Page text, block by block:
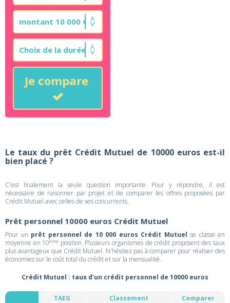
Je compare
Le taux du prêt Crédit Mutuel de 10000 euros est-il
bien placé ?
C'est finalement la seule question importante. Pour y répondre, il est
nécessaire de raisonner par projet et de comparer les offres proposées par
Crédit Mutuel avec celles de ses concurrents.
Prêt personnel 10000 euros Crédit Mutuel
Pour un prêt personnel de 10 000 euros Crédit Mutuel se classe en
moyenne en 10ème position. Plusieurs organismes de crédit proposent des taux
plus avantageux que Crédit Mutuel. N'hésitez pas à comparer pour réaliser des
économies sur le coût total du crédit et sur la mensualité.
Crédit Mutuel : taux d'un crédit personnel de 10000 euros
TAEG Classement Comparer